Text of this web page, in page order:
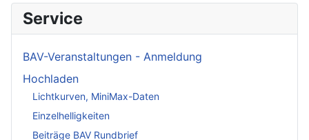
Service
BAV-Veranstaltungen - Anmeldung
Hochladen
Lichtkurven, MiniMax-Daten
Einzelhelligkeiten
Beiträge BAV Rundbrief